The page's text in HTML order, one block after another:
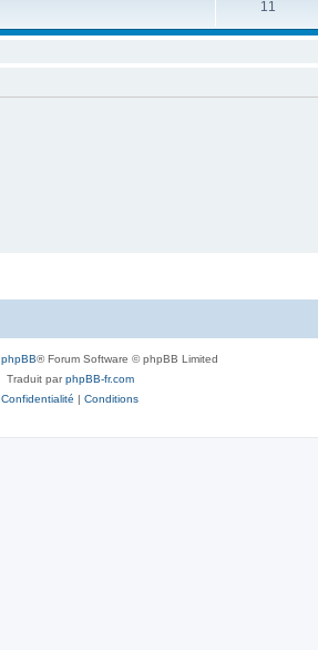
11
phpBB® Forum Software © phpBB Limited
Traduit parphpBB-fr.com
Confidentialité | Conditions